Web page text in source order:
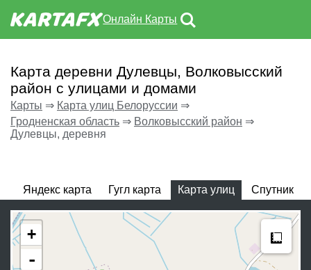
Онлайн Карты
Карта деревни Дулевцы, Волковысский
район с улицами и домами
Карты ⇒ Карта улиц Белоруссии ⇒
Гродненская область ⇒ Волковысский район ⇒
Дулевцы, деревня
Яндекс карта Гугл карта Карта улиц Спутник
+
-